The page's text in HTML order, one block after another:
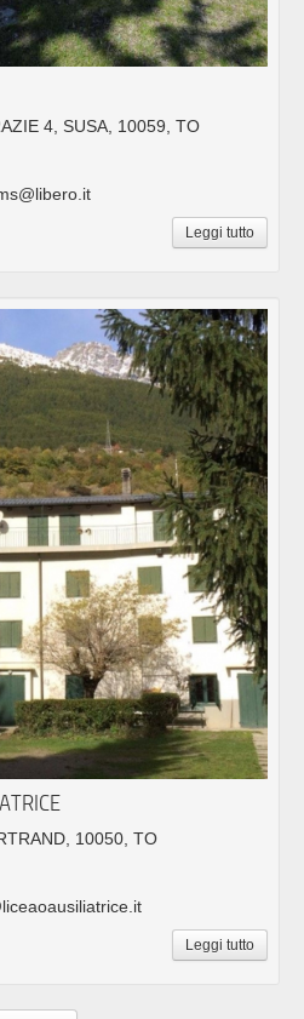
4, SUSA, 10059, TO
Leggi tutto
10050, TO
Leggi tutto